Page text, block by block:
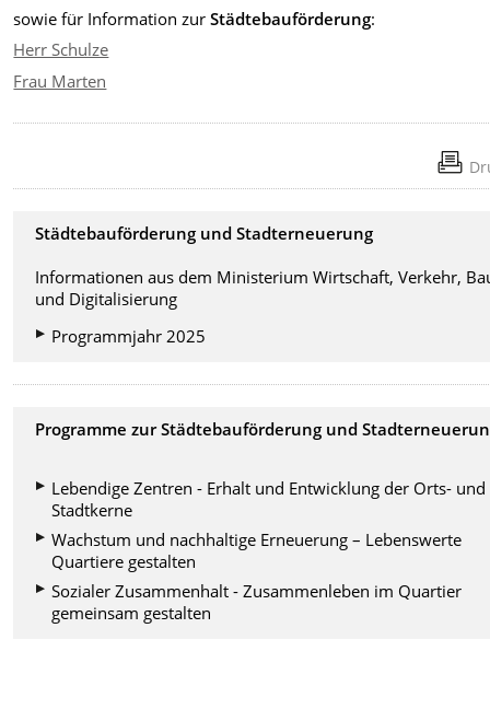
sowie für Information zurStädtebauförderung:
Herr Schulze
Frau Marten
Städtebauförderung und Stadterneuerung
Informationen aus dem Ministerium Wirtschaft, Verkehr,
und Digitalisierung
Programmjahr 2025
Programme zur Städtebauförderung und
Lebendige Zentren - Erhalt und Entwicklung der Orts- und
Stadtkerne
Wachstum und nachhaltige Erneuerung – Lebenswerte
Quartiere gestalten
Sozialer Zusammenhalt - Zusammenleben im Quartier
gemeinsam gestalten